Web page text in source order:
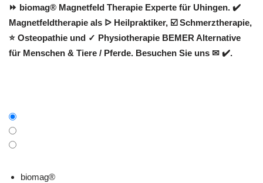
⏩ biomag® Magnetfeld Therapie Experte für Uhingen. ✔️
Magnetfeldtherapie als ᐅ Heilpraktiker, ☑️ Schmerztherapie,
⭐ Osteopathie und ✓ Physiotherapie BEMER Alternative
für Menschen & Tiere / Pferde. Besuchen Sie uns ✉ ✔️.
biomag®